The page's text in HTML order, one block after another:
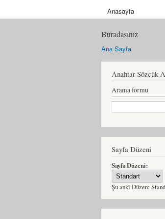
Anasayfa
Buradasınız
Ana Sayfa
Anahtar Sözcük
Arama formu
Ara
Sayfa Düzeni
Sayfa Düzeni:
Şu anki Düzen: